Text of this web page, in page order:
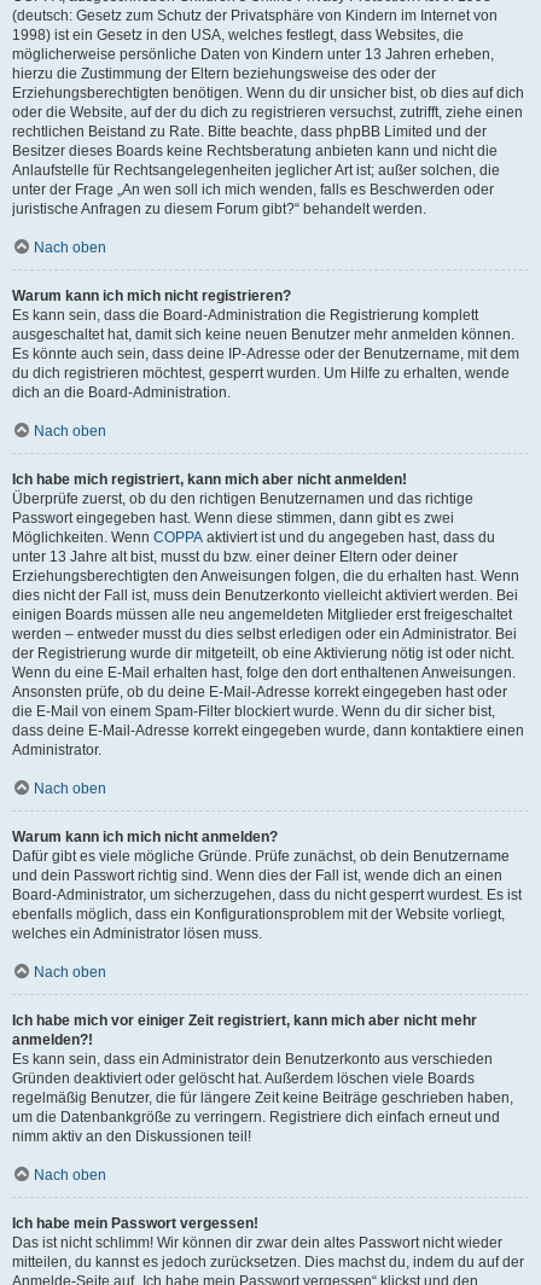
(deutsch: Gesetz zum Schutz der Privatsphäre von Kindern im Internet von
1998) ist ein Gesetz in den USA, welches festlegt, dass Websites, die
möglicherweise persönliche Daten von Kindern unter 13 Jahren erheben,
hierzu die Zustimmung der Eltern beziehungsweise des oder der
Erziehungsberechtigten benötigen. Wenn du dir unsicher bist, ob dies auf dich
oder die Website, auf der du dich zu registrieren versuchst, zutrifft, ziehe einen
rechtlichen Beistand zu Rate. Bitte beachte, dass phpBB Limited und der
Besitzer dieses Boards keine Rechtsberatung anbieten kann und nicht die
Anlaufstelle für Rechtsangelegenheiten jeglicher Art ist; außer solchen, die
unter der Frage „An wen soll ich mich wenden, falls es Beschwerden oder
juristische Anfragen zu diesem Forum gibt?“ behandelt werden.
Nach oben
Warum kann ich mich nicht registrieren?
Es kann sein, dass die Board-Administration die Registrierung komplett
ausgeschaltet hat, damit sich keine neuen Benutzer mehr anmelden können.
Es könnte auch sein, dass deine IP-Adresse oder der Benutzername, mit dem
du dich registrieren möchtest, gesperrt wurden. Um Hilfe zu erhalten, wende
dich an die Board-Administration.
Nach oben
Ich habe mich registriert, kann mich aber nicht anmelden!
Überprüfe zuerst, ob du den richtigen Benutzernamen und das richtige
Passwort eingegeben hast. Wenn diese stimmen, dann gibt es zwei
Möglichkeiten. Wenn COPPA aktiviert ist und du angegeben hast, dass du
unter 13 Jahre alt bist, musst du bzw. einer deiner Eltern oder deiner
Erziehungsberechtigten den Anweisungen folgen, die du erhalten hast. Wenn
dies nicht der Fall ist, muss dein Benutzerkonto vielleicht aktiviert werden. Bei
einigen Boards müssen alle neu angemeldeten Mitglieder erst freigeschaltet
werden – entweder musst du dies selbst erledigen oder ein Administrator. Bei
der Registrierung wurde dir mitgeteilt, ob eine Aktivierung nötig ist oder nicht.
Wenn du eine E-Mail erhalten hast, folge den dort enthaltenen Anweisungen.
Ansonsten prüfe, ob du deine E-Mail-Adresse korrekt eingegeben hast oder
die E-Mail von einem Spam-Filter blockiert wurde. Wenn du dir sicher bist,
dass deine E-Mail-Adresse korrekt eingegeben wurde, dann kontaktiere einen
Administrator.
Nach oben
Warum kann ich mich nicht anmelden?
Dafür gibt es viele mögliche Gründe. Prüfe zunächst, ob dein Benutzername
und dein Passwort richtig sind. Wenn dies der Fall ist, wende dich an einen
Board-Administrator, um sicherzugehen, dass du nicht gesperrt wurdest. Es ist
ebenfalls möglich, dass ein Konfigurationsproblem mit der Website vorliegt,
welches ein Administrator lösen muss.
Nach oben
Ich habe mich vor einiger Zeit registriert, kann mich aber nicht mehr
anmelden?!
Es kann sein, dass ein Administrator dein Benutzerkonto aus verschieden
Gründen deaktiviert oder gelöscht hat. Außerdem löschen viele Boards
regelmäßig Benutzer, die für längere Zeit keine Beiträge geschrieben haben,
um die Datenbankgröße zu verringern. Registriere dich einfach erneut und
nimm aktiv an den Diskussionen teil!
Nach oben
Ich habe mein Passwort vergessen!
Das ist nicht schlimm! Wir können dir zwar dein altes Passwort nicht wieder
mitteilen, du kannst es jedoch zurücksetzen. Dies machst du, indem du auf der
Anmelde-Seite auf „Ich habe mein Passwort vergessen“ klickst und den